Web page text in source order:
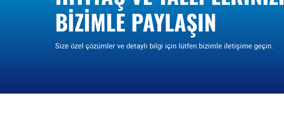
BIZIMLE PAYLAŞIN
Size özel çözümler ve detaylı bilgi için lütfen bizimle iletişime geçin.